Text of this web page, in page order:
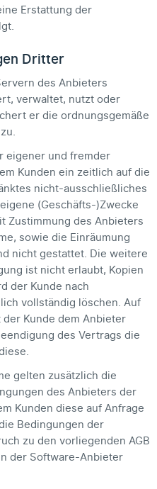
Erstattung der
Dritter
des Anbieters
verwaltet, nutzt oder
er die ordnungsgemäße
eigener und fremder
Kunden ein zeitlich auf die
nicht-ausschließliches
(Geschäfts-)Zwecke
Zustimmung des Anbieters
sowie die Einräumung
nicht gestattet. Die weitere
ist nicht erlaubt, Kopien
der Kunde nach
vollständig löschen. Auf
Kunde dem Anbieter
des Vertrags die
gelten zusätzlich die
des Anbieters der
Kunden diese auf Anfrage
Bedingungen der
zu den vorliegenden AGB
der Software-Anbieter